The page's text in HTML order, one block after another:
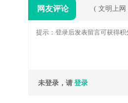
网友评论 ( 文明上网
未登录，请 登录